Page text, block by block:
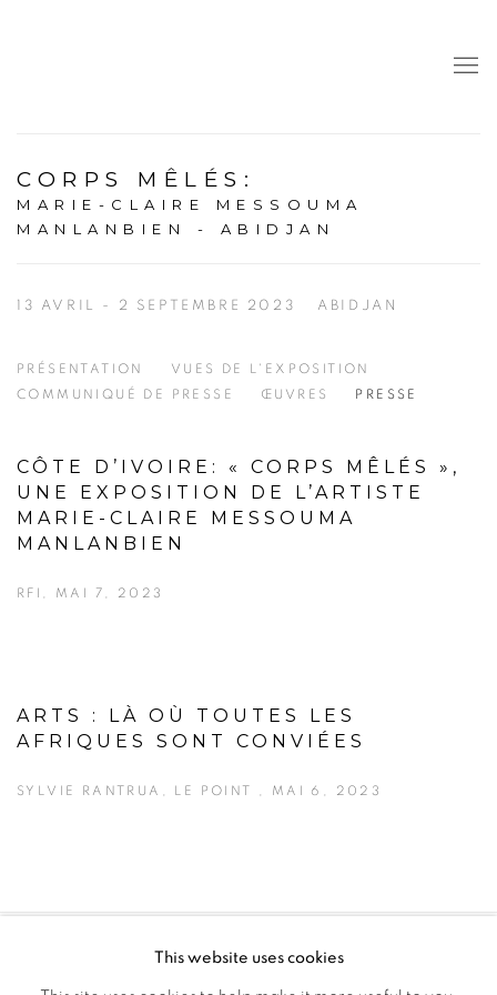
CORPS MÊLÉS :
MARIE-CLAIRE MESSOUMA
MANLANBIEN - ABIDJAN
13 AVRIL - 2 SEPTEMBRE 2023 ABIDJAN
PRÉSENTATION
VUES DE L'EXPOSITION
COMMUNIQUÉ DE PRESSE
ŒUVRES PRESSE
CÔTE D’IVOIRE: « CORPS MÊLÉS »,
UNE EXPOSITION DE L’ARTISTE
MARIE-CLAIRE MESSOUMA
MANLANBIEN
RFI, MAI 7, 2023
ARTS : LÀ OÙ TOUTES LES
AFRIQUES SONT CONVIÉES
SYLVIE RANTRUA, LE POINT , MAI 6, 2023
MANAGE COOKIES
This website uses cookies